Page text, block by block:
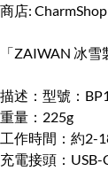
商店: CharmShop
「ZAIWAN 冰雪
描述：型號：
重量：225g
工作時間：約2-
充電接頭：USB-